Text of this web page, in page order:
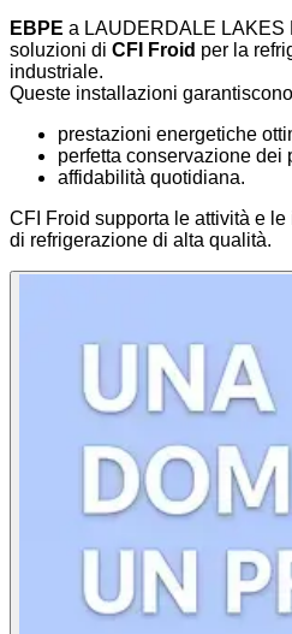
EBPE a LAUDERDALE LAKES
soluzioni di CFI Froid per la
industriale.
Queste installazioni
prestazioni energetiche
perfetta conservazione dei
affidabilità quotidiana.
CFI Froid supporta le attività e
di refrigerazione di alta qualità.